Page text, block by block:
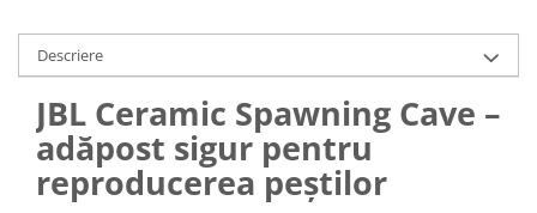
Tratamente pesti acvariu
Teste apa
Furtune si conectori acvarii
Curatare acvarii
Conditioneri apa acvariu
Medii filtrante
Descriere
JBL Ceramic Spawning Cave –
adăpost sigur pentru
reproducerea peștilor